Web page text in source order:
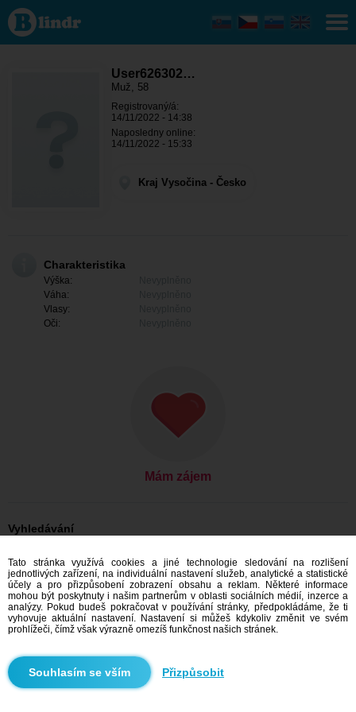
User626302732
- On hledá
někoho Kraj
Vysočina -
User626302…
Muž, 58
Registrovaný/á:
14/11/2022 - 14:38
Naposledny online:
14/11/2022 - 15:33
Kraj Vysočina - Česko
Charakteristika
Výška:
Váha:
Vlasy:
Oči:
Mám zájem
Vyhledávání
On hledá ji: Muži, 58
On hledá ji: Muži, 58 - Česko
On hledá ji: Muži, 58 - Kraj Vysočina
On hledá ji: Muži, 58 - Golčův Jeníkov
Seznamka Česko
Seznamka Kraj Vysočina
Seznamka Golčův Jeníkov
Doporučujeme
Tato stránka využívá cookies a jiné technologie sledování na rozlišení
jednotlivých zařízení, na individuální nastavení služeb, analytické a statistické
účely a pro přizpůsobení zobrazení obsahu a reklam. Některé informace
mohou být poskytnuty i našim partnerům v oblasti sociálních médií, inzerce a
analýzy. Pokud budeš pokračovat v používání stránky, předpokládáme, že ti
vyhovuje aktuální nastavení. Nastavení si můžeš kdykoliv změnit ve svém
prohlížeči, čímž však výrazně omezíš funkčnost našich stránek.
Přizpůsobit